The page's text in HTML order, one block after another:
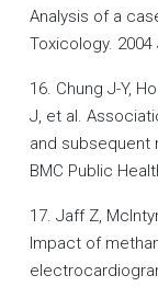
Analysis of a
Toxicology. 2004
16. Chung J-Y,
J, et al.
and subsequent
BMC Public
17. Jaff Z,
Impact of